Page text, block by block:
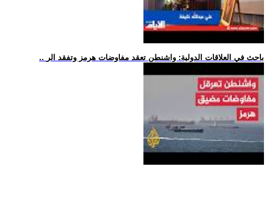
.. باحث في العلاقات الدولية: واشنطن تعقد مفاوضات هرمز وتفقد الر